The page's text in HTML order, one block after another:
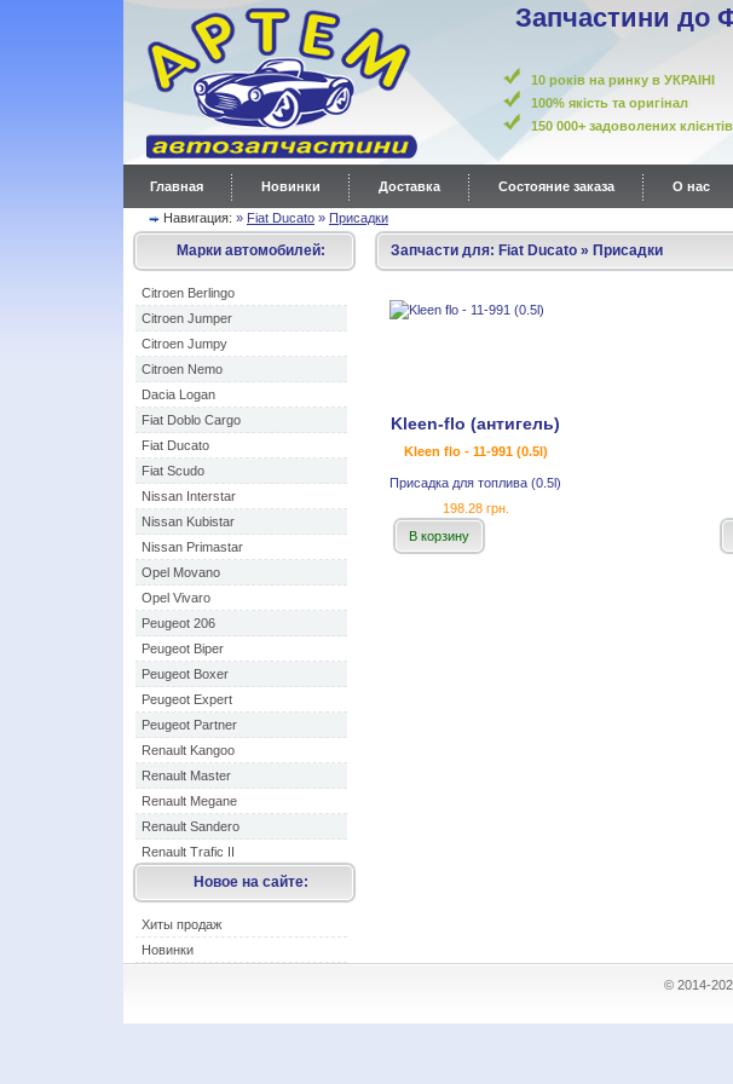
Запчастини до
10 років на
100% якість та
150 000+ задоволених
Главная Новинки Доставка Состояние заказа О нас
Навигация: » Fiat Ducato » Присадки
Марки автомобилей:
Citroen Berlingo
Citroen Jumper
Citroen Jumpy
Citroen Nemo
Dacia Logan
Fiat Doblo Cargo
Fiat Ducato
Fiat Scudo
Nissan Interstar
Nissan Kubistar
Nissan Primastar
Opel Movano
Opel Vivaro
Peugeot 206
Peugeot Biper
Peugeot Boxer
Peugeot Expert
Peugeot Partner
Renault Kangoo
Renault Master
Renault Megane
Renault Sandero
Renault Trafic II
Новое на сайте:
Хиты продаж
Новинки
Запчасти для: Fiat Ducato » Присадки
Kleen-flo (антигель)
Kleen flo - 11-991 (0.5l)
Присадка для топлива (0.5l)
198.28 грн.
В корзину
© 2014-